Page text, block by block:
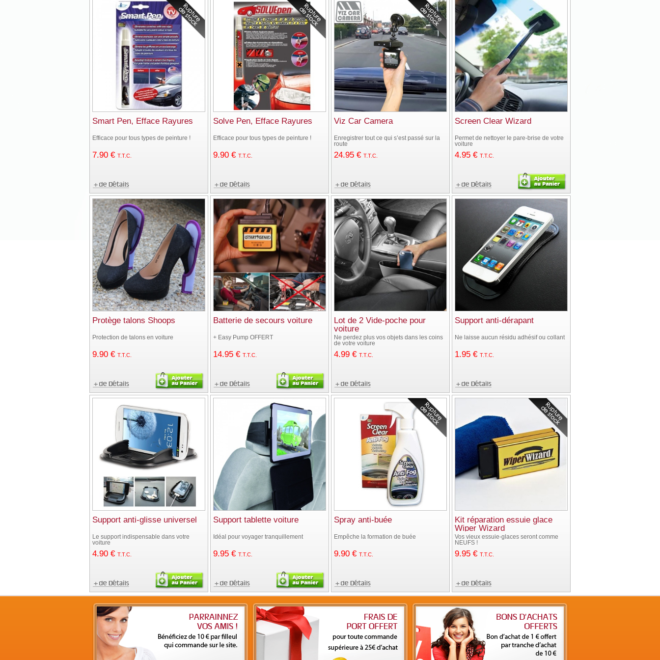
Smart Pen, Efface Rayures
Efficace pour tous types de peinture !
7.90 € T.T.C.
Solve Pen, Efface Rayures
Efficace pour tous types de peinture !
9.90 € T.T.C.
Viz Car Camera
Enregistrer tout ce qui s’est passé sur la
route
24.95 € T.T.C.
Screen Clear Wizard
Permet de nettoyer le pare-brise de votre
voiture
4.95 € T.T.C.
Protège talons Shoops
Protection de talons en voiture
9.90 € T.T.C.
Batterie de secours voiture
+ Easy Pump OFFERT
14.95 € T.T.C.
Lot de 2 Vide-poche pour
voiture
Ne perdez plus vos objets dans les coins
de votre voiture
4.99 € T.T.C.
Support anti-dérapant
Ne laisse aucun résidu adhésif ou collant
1.95 € T.T.C.
Support anti-glisse universel
Le support indispensable dans votre
voiture
4.90 € T.T.C.
Support tablette voiture
Idéal pour voyager tranquillement
9.95 € T.T.C.
Spray anti-buée
Empêche la formation de buée
9.90 € T.T.C.
Kit réparation essuie glace
Wiper Wizard
Vos vieux essuie-glaces seront comme
NEUFS !
9.95 € T.T.C.